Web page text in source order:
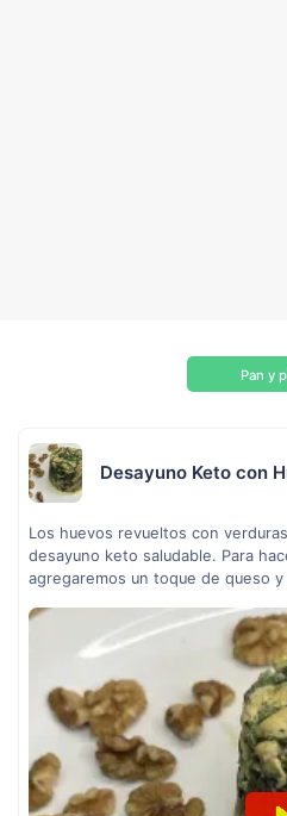
Pan y
Desayuno Keto con
Los huevos revueltos con
desayuno keto saludable. Para
agregaremos un toque de queso